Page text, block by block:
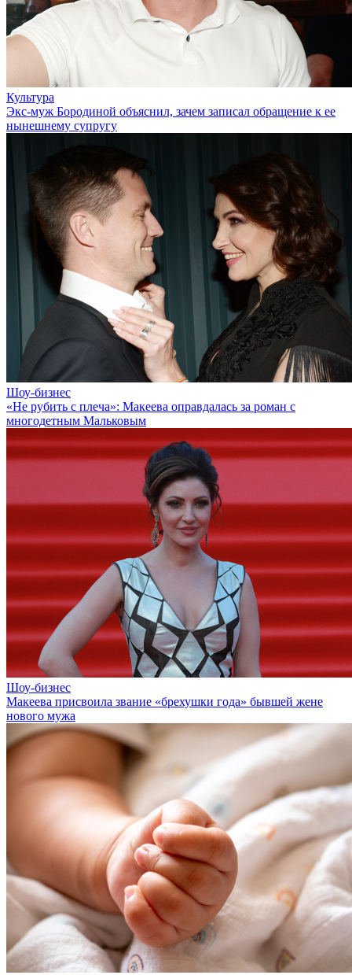
Культура
Экс-муж Бородиной объяснил, зачем записал обращение к ее
нынешнему супругу
Шоу-бизнес
«Не рубить с плеча»: Макеева оправдалась за роман с
многодетным Мальковым
Шоу-бизнес
Макеева присвоила звание «брехушки года» бывшей жене
нового мужа